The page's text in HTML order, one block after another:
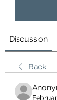
Discussion
Back